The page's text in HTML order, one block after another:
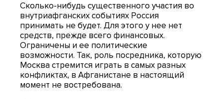
Сколько-нибудь существенного участия во
внутриафганских событиях Россия
принимать не будет. Для этого у нее нет
средств, прежде всего финансовых.
Ограничены и ее политические
возможности. Так, роль посредника, которую
Москва стремится играть в самых разных
конфликтах, в Афганистане в настоящий
момент не востребована.